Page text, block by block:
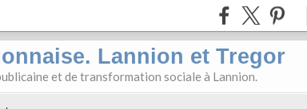
Lannion et Tregor
et de transformation sociale à Lannion.